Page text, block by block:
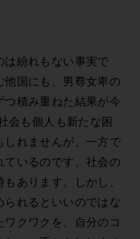
は紛れもない事実で
国にも、男尊女卑の
積み重ねた結果が今
会も個人も新たな困
しれませんが、一方で
ているのです。社会の
あります。しかし、
られるといいのではな
クワクを、自分のコ